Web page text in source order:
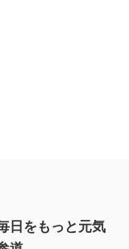
日をもっと元気